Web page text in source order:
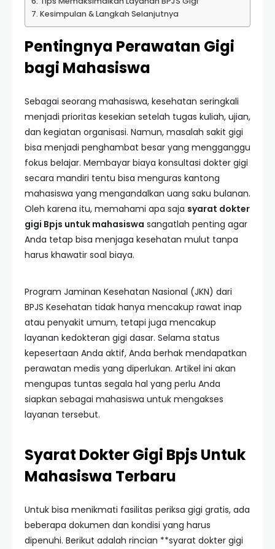
Kesimpulan & Langkah Selanjutnya
Pentingnya Perawatan Gigi
bagi Mahasiswa
Sebagai seorang mahasiswa, kesehatan seringkali
menjadi prioritas kesekian setelah tugas kuliah, ujian,
dan kegiatan organisasi. Namun, masalah sakit gigi
bisa menjadi penghambat besar yang mengganggu
fokus belajar. Membayar biaya konsultasi dokter gigi
secara mandiri tentu bisa menguras kantong
mahasiswa yang mengandalkan uang saku bulanan.
Oleh karena itu, memahami apa saja syarat dokter
gigi Bpjs untuk mahasiswa sangatlah penting agar
Anda tetap bisa menjaga kesehatan mulut tanpa
harus khawatir soal biaya.
Program Jaminan Kesehatan Nasional (JKN) dari
BPJS Kesehatan tidak hanya mencakup rawat inap
atau penyakit umum, tetapi juga mencakup
layanan kedokteran gigi dasar. Selama status
kepesertaan Anda aktif, Anda berhak mendapatkan
perawatan medis yang diperlukan. Artikel ini akan
mengupas tuntas segala hal yang perlu Anda
siapkan sebagai mahasiswa untuk mengakses
layanan tersebut.
Syarat Dokter Gigi Bpjs Untuk
Mahasiswa Terbaru
Untuk bisa menikmati fasilitas periksa gigi gratis, ada
beberapa dokumen dan kondisi yang harus
dipenuhi. Berikut adalah rincian **syarat dokter gigi